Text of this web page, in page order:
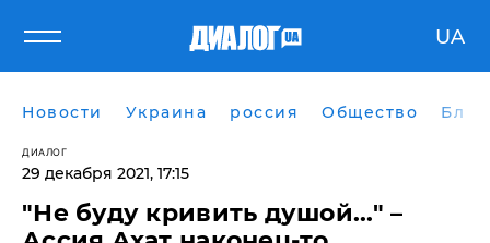
UA
Новости Украина россия Общество
ДИАЛОГ
29 декабря 2021, 17:15
"Не буду кривить душой..." –